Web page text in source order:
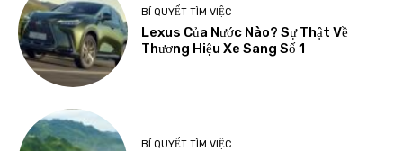
BÍ QUYẾT TÌM VIỆC
Lexus Của Nước Nào? Sự Thật Về
Thương Hiệu Xe Sang Số 1
BÍ QUYẾT TÌM VIỆC